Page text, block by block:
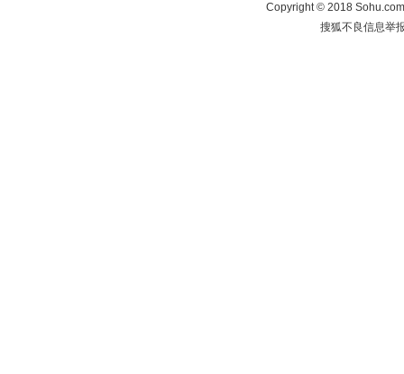
Copyright©2018
搜狐不良信息举